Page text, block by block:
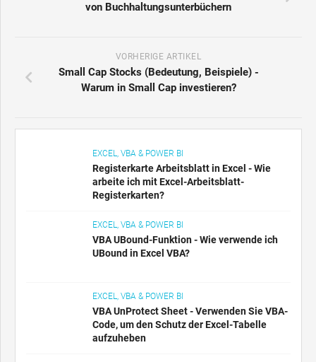
von Buchhaltungsunterbüchern
VORHERIGE ARTIKEL
Small Cap Stocks (Bedeutung, Beispiele) -
Warum in Small Cap investieren?
EXCEL, VBA & POWER BI
Registerkarte Arbeitsblatt in Excel - Wie
arbeite ich mit Excel-Arbeitsblatt-
Registerkarten?
EXCEL, VBA & POWER BI
VBA UBound-Funktion - Wie verwende ich
UBound in Excel VBA?
EXCEL, VBA & POWER BI
VBA UnProtect Sheet - Verwenden Sie VBA-
Code, um den Schutz der Excel-Tabelle
aufzuheben